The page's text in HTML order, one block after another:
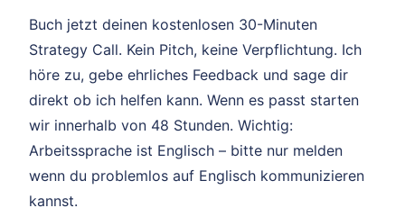
Buch jetzt deinen kostenlosen 30-Minuten
Strategy Call. Kein Pitch, keine Verpflichtung. Ich
höre zu, gebe ehrliches Feedback und sage dir
direkt ob ich helfen kann. Wenn es passt starten
wir innerhalb von 48 Stunden. Wichtig:
Arbeitssprache ist Englisch – bitte nur melden
wenn du problemlos auf Englisch kommunizieren
kannst.